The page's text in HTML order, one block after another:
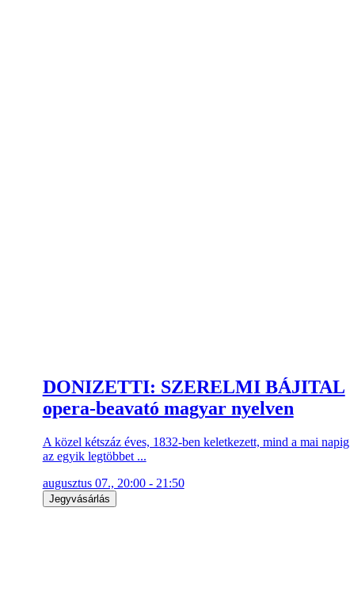
DONIZETTI: SZERELMI BÁJITAL
opera-beavató magyar nyelven
A közel kétszáz éves, 1832-ben keletkezett, mind a mai napig
az egyik legtöbbet ...
augusztus 07., 20:00 - 21:50
Jegyvásárlás